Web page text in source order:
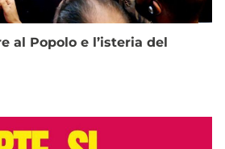
al Popolo e l’isteria del